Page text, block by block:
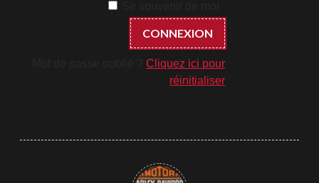
Mot de passe oublié ?Cliquez ici pour
réinitialiser